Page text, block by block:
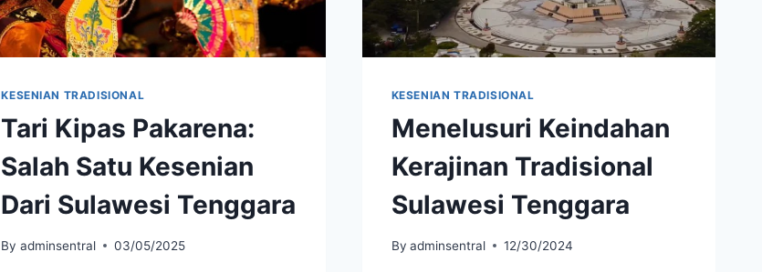
KESENIAN TRADISIONAL
Tari Kipas Pakarena:
Salah Satu Kesenian
Dari Sulawesi Tenggara
By adminsentral 03/05/2025
KESENIAN TRADISIONAL
Menelusuri Keindahan
Kerajinan Tradisional
Sulawesi Tenggara
By adminsentral 12/30/2024